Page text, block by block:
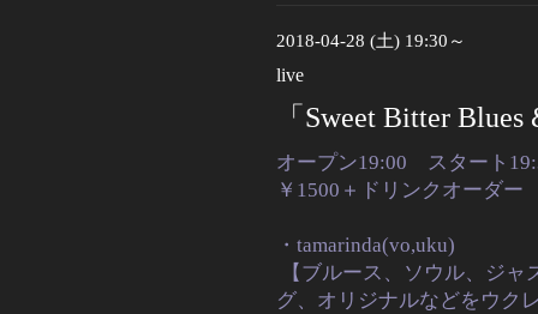
2018-04-28 (土) 19:30～
live
「Sweet Bitter
オープン19:00 スタート
￥1500＋ドリンクオーダー
・tamarinda(vo,uku)
【ブルース、ソウル、ジャ
グ、オリジナルなどをウク